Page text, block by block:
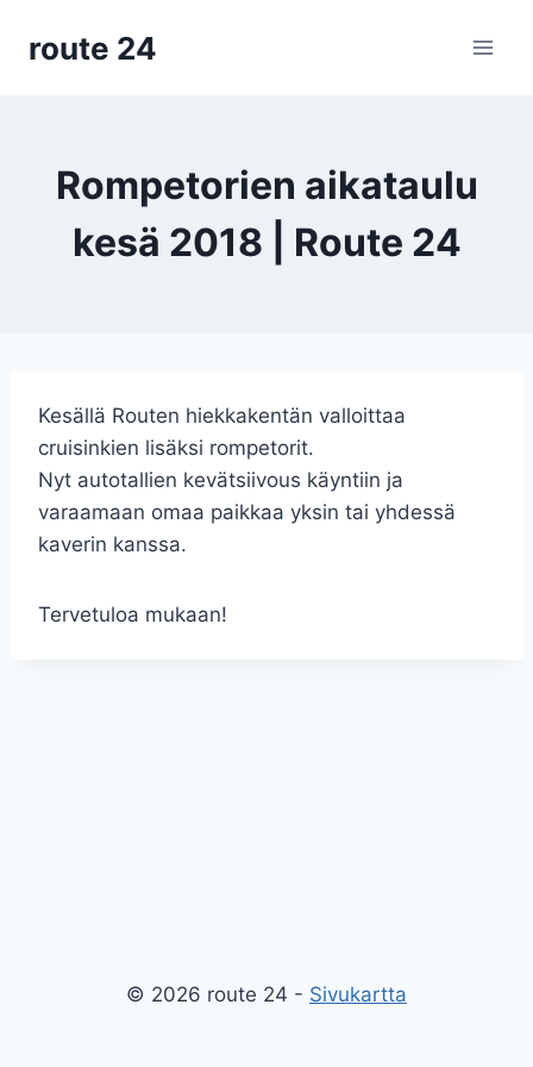
sisältöön
route 24
Rompetorien aikataulu
kesä 2018 | Route 24
Kesällä Routen hiekkakentän valloittaa
cruisinkien lisäksi rompetorit.
Nyt autotallien kevätsiivous käyntiin ja
varaamaan omaa paikkaa yksin tai yhdessä
kaverin kanssa.
Tervetuloa mukaan!
© 2026 route 24 - Sivukartta